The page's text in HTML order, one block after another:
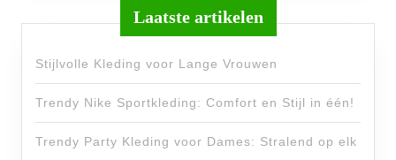
Laatste artikelen
Stijlvolle Kleding voor Lange Vrouwen
Trendy Nike Sportkleding: Comfort en Stijl in één!
Trendy Party Kleding voor Dames: Stralend op elk